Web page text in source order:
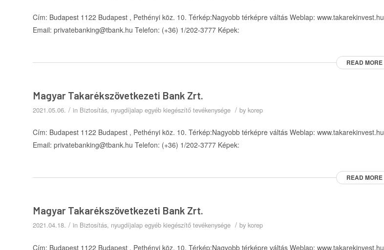
Cím: Budapest 1122 Budapest , Pethényi köz. 10. Térkép:Nagyobb térképre váltás Weblap: www.takarekinvest.hu
Email: privatebanking@tbank.hu Telefon: (+36) 1/202-3777 Képek:
READ MORE
Magyar Takarékszövetkezeti Bank Zrt.
2021.05.06. / in Biztosítás, nyugdíjalap egyéb kiegészítő tevékenysége / by korep
Cím: Budapest 1122 Budapest , Pethényi köz. 10. Térkép:Nagyobb térképre váltás Weblap: www.takarekinvest.hu
Email: privatebanking@tbank.hu Telefon: (+36) 1/202-3777 Képek:
READ MORE
Magyar Takarékszövetkezeti Bank Zrt.
2021.04.18. / in Biztosítás, nyugdíjalap egyéb kiegészítő tevékenysége / by korep
Cím: Budapest 1122 Budapest , Pethényi köz. 10. Térkép:Nagyobb térképre váltás Weblap: www.takarekinvest.hu